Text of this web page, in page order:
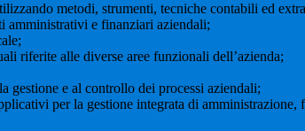
metodi, strumenti, tecniche contabili ed
e finanziari aziendali;
alle diverse aree funzionali dell’azienda;
e al controllo dei processi aziendali;
per la gestione integrata di amministrazione,